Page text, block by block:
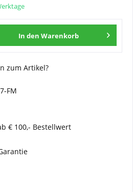
In den Warenkorb
zum Artikel?
FM
€ 100,- Bestellwert